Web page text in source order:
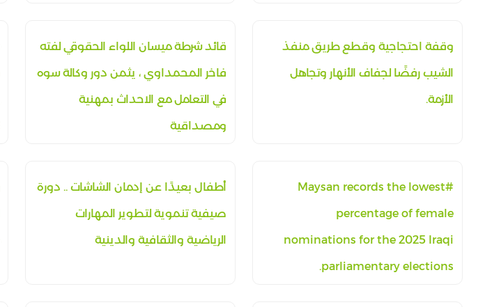
وقفة احتجاجية وقطع طريق منفذ
الشيب رفضًا لجفاف الأنهار وتجاهل
الأزمة.
قائد شرطة ميسان اللواء الحقوقي لفته
فاخر المحمداوي ، يثمن دور وكالة سوه
في التعامل مع الاحداث بمهنية
ومصداقية
#Maysan records the lowest
percentage of female
nominations for the 2025 Iraqi
parliamentary elections.
أطفال بعيدًا عن إدمان الشاشات .. دورة
صيفية تنموية لتطوير المهارات
الرياضية والثقافية والدينية